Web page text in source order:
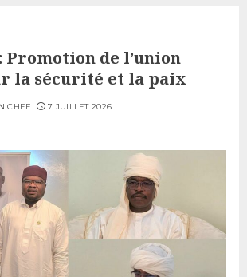
Promotion de l’union
la sécurité et la paix
CHEF 7 JUILLET 2026